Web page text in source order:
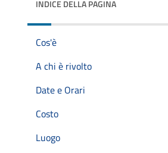
INDICE DELLA PAGINA
Cos'è
A chi è rivolto
Date e Orari
Costo
Luogo